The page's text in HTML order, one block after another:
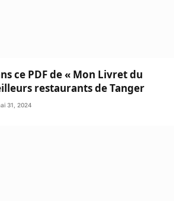
ce PDF de « Mon Livret du
restaurants de Tanger
31, 2024